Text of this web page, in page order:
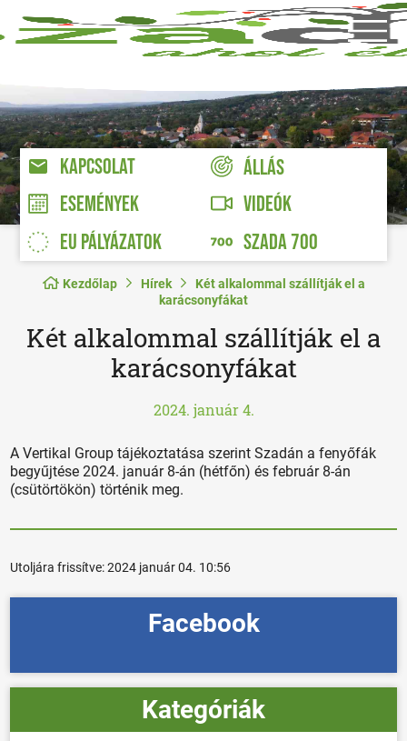
KAPCSOLAT
ÁLLÁS
ESEMÉNYEK
VIDEÓK
EU PÁLYÁZATOK
SZADA 700
Kezdőlap Hírek
Két alkalommal szállítják el a
karácsonyfákat
Két alkalommal szállítják el a
karácsonyfákat
2024. január 4.
A Vertikal Group tájékoztatása szerint Szadán a fenyőfák
begyűjtése 2024. január 8-án (hétfőn) és február 8-án
(csütörtökön) történik meg.
Utoljára frissítve:2024 január 04. 10:56
Facebook
Kategóriák